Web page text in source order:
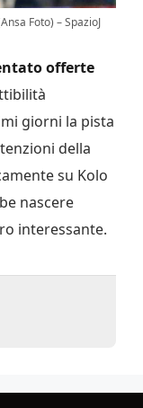
Foto) – SpazioJ
offerte
giorni la pista
della
su Kolo
nascere
interessante.